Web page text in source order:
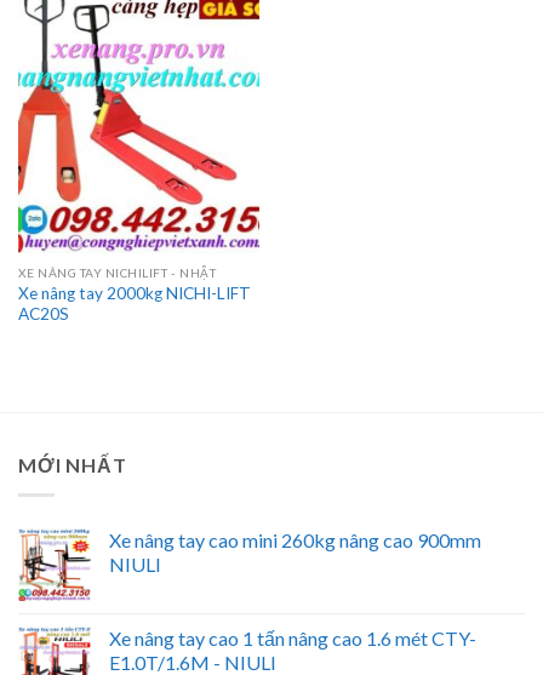
XE NÂNG TAY NICHILIFT - NHẬT
Xe nâng tay 2000kg NICHI-LIFT
AC20S
MỚI NHẤT
Xe nâng tay cao mini 260kg nâng cao 900mm
NIULI
Xe nâng tay cao 1 tấn nâng cao 1.6 mét CTY-
E1.0T/1.6M - NIULI